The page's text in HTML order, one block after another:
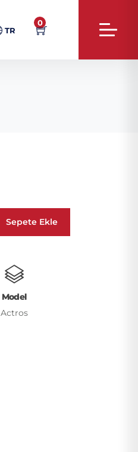
TR
0
Sepete Ekle
Model
Actros